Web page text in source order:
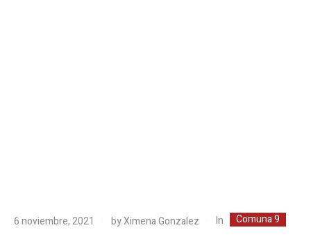
6 noviembre, 2021 byXimena Gonzalez In Comuna 9